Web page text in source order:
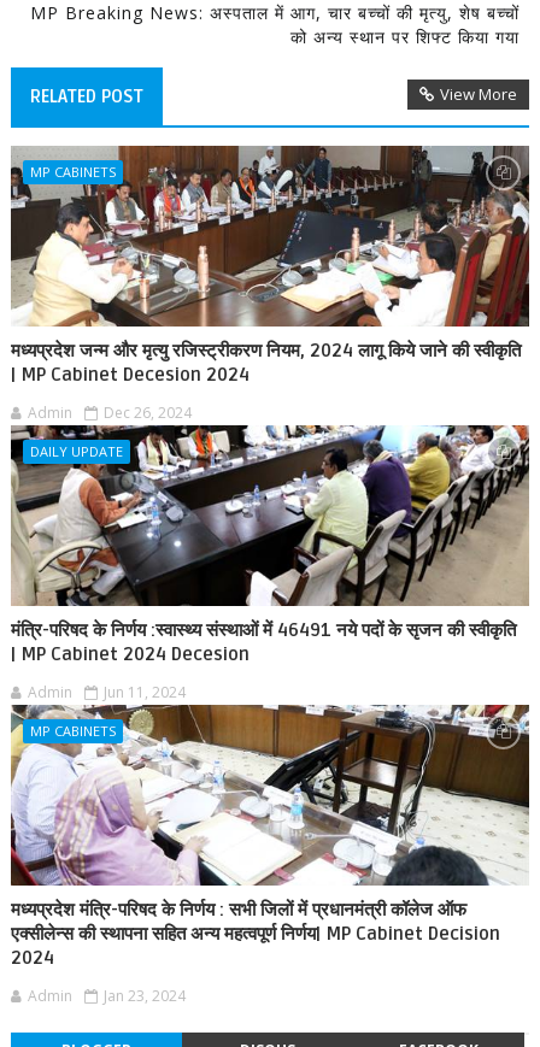
MP Breaking News: अस्पताल में आग, चार बच्चों की मृत्यु, शेष बच्चों
को अन्य स्थान पर शिफ्ट किया गया
RELATED POST View More
MP CABINETS
मध्यप्रदेश जन्म और मृत्यु रजिस्ट्रीकरण नियम, 2024 लागू किये जाने की स्वीकृति
| MP Cabinet Decesion 2024
Admin Dec 26, 2024
DAILY UPDATE
मंत्रि-परिषद के निर्णय :स्वास्थ्य संस्थाओं में 46491 नये पदों के सृजन की स्वीकृति
| MP Cabinet 2024 Decesion
Admin Jun 11, 2024
MP CABINETS
मध्यप्रदेश मंत्रि-परिषद के निर्णय : सभी जिलों में प्रधानमंत्री कॉलेज ऑफ
एक्सीलेन्स की स्थापना सहित अन्य महत्वपूर्ण निर्णय| MP Cabinet Decision
2024
Admin Jan 23, 2024